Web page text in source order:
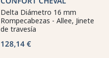
Delta Diámetro 16 mm
Rompecabezas - Allee, Jinete
de travesía
128,14 €